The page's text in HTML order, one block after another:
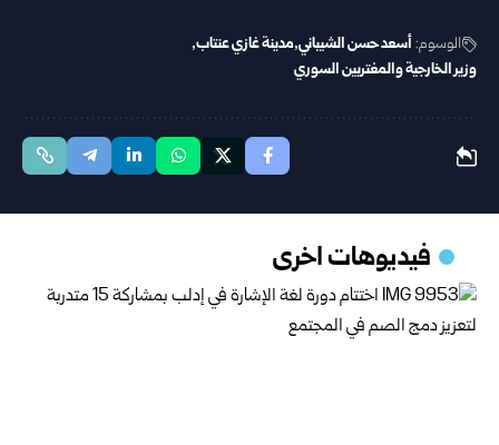
الوسوم: أسعد حسن الشيباني مدينة غازي عنتاب
وزير الخارجية والمغتربين السوري
فيديوهات اخرى